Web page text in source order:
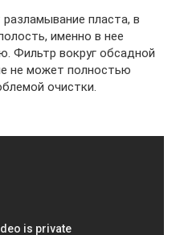
пласта, в
именно в нее
Фильтр вокруг обсадной
не может полностью
очистки.